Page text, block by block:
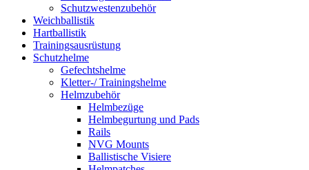
Schutzwestenzubehör
Weichballistik
Hartballistik
Trainingsausrüstung
Schutzhelme
Gefechtshelme
Kletter-/ Trainingshelme
Helmzubehör
Helmbezüge
Helmbegurtung und Pads
Rails
NVG Mounts
Ballistische Visiere